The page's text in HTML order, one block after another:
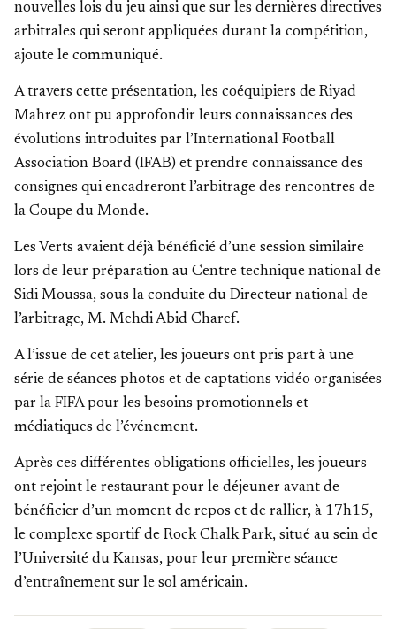
nouvelles lois du jeu ainsi que sur les dernières directives
arbitrales qui seront appliquées durant la compétition,
ajoute le communiqué.
A travers cette présentation, les coéquipiers de Riyad
Mahrez ont pu approfondir leurs connaissances des
évolutions introduites par l’International Football
Association Board (IFAB) et prendre connaissance des
consignes qui encadreront l’arbitrage des rencontres de
la Coupe du Monde.
Les Verts avaient déjà bénéficié d’une session similaire
lors de leur préparation au Centre technique national de
Sidi Moussa, sous la conduite du Directeur national de
l’arbitrage, M. Mehdi Abid Charef.
A l’issue de cet atelier, les joueurs ont pris part à une
série de séances photos et de captations vidéo organisées
par la FIFA pour les besoins promotionnels et
médiatiques de l’événement.
Après ces différentes obligations officielles, les joueurs
ont rejoint le restaurant pour le déjeuner avant de
bénéficier d’un moment de repos et de rallier, à 17h15,
le complexe sportif de Rock Chalk Park, situé au sein de
l’Université du Kansas, pour leur première séance
d’entraînement sur le sol américain.